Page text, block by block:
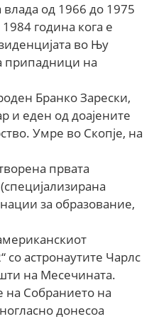
влада од 1966 до 1975
година кога е
во Њу
припадници на
Бранко Зарески,
и еден од доајените
Умре во Скопје, на
првата
за образование,
со астронаутите Чарлс
на Месечината.
на Собранието на
донесоа